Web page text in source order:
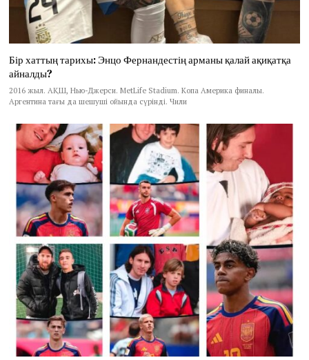
Бір хаттың тарихы: Энцо Фернандестің арманы қалай ақиқатқа
айналды?
2016 жыл. АҚШ, Нью-Джерси. MetLife Stadium. Копа Америка финалы.
Аргентина тағы да шешуші ойында сүрінді. Чили